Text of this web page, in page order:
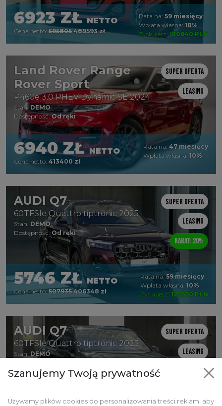
6923 ZŁNETTO
Cena netto: 595805 489593 zł
Rata na: 59 miesięcy
Wpłata własna: 10%
Zyskujesz:130640 PLN
Land Rover Range
Rover Sport
P460e 3.0 PHEV Dynamic SE 2024
Stan: DEMO
Dostępność:Od ręki
Super oferta
Leasing
6940 ZŁNETTO
Cena netto: 413400 zł
Rata na: 47 miesięcy
Wpłata własna: 10%
AUDI Q7
60TFSIe Quattro tiptronic 2025
Stan: DEMO
Dostępność:Od ręki
Super oferta
Leasing
Rabat: 20%
5746 ZŁNETTO
Cena netto:507935406348 zł
Rata na:59 miesięcy
Wpłata własna: 10%
Zyskujesz: 122560 PLN
AUDI Q7
60TFSIe Quattro tiptronic 2025
Stan: DEMO
Super oferta
Leasing
Szanujemy Twoją prywatność
Używamy plików cookies do personalizowania treści reklam, aby